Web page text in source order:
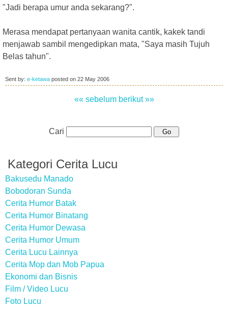
"Jadi berapa umur anda sekarang?".
Merasa mendapat pertanyaan wanita cantik, kakek tandi
menjawab sambil mengedipkan mata, "Saya masih Tujuh
Belas tahun".
Sent by: e-ketawa posted on 22 May 2006
«« sebelum berikut »»
Cari
Kategori Cerita Lucu
Bakusedu Manado
Bobodoran Sunda
Cerita Humor Batak
Cerita Humor Binatang
Cerita Humor Dewasa
Cerita Humor Umum
Cerita Lucu Lainnya
Cerita Mop dan Mob Papua
Ekonomi dan Bisnis
Film / Video Lucu
Foto Lucu